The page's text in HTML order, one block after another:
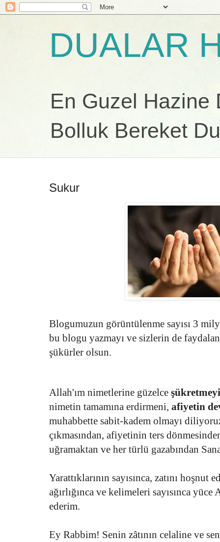
DUALAR
En Guzel Hazine
Bolluk Bereket
Sukur
Blogumuzun görüntülenme sayısı 3
bu blogu yazmayı ve sizlerin de
şükürler olsun.
Allah'ım nimetlerine güzelce şükretmeyi
nimetin tamamına erdirmeni, afiyetin
muhabbette sabit-kadem olmayı
çıkmasından, afiyetinin ters
uğramaktan ve her türlü gazabından Sana
Yarattıklarının sayısınca, zatını hoşnut
ağırlığınca ve kelimeleri sayısınca yüce
ederim.
Ey Rabbim! Senin zâtının celaline ve